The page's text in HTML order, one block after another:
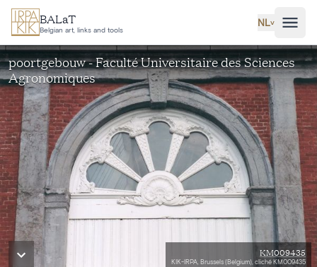
Ga naar hoofdinhoud
BALaT
Belgian art, links and tools
NL˅
poortgebouw - Faculté Universitaire des Sciences
Agronomiques
KM009435
KIK-IRPA, Brussels (Belgium), cliché KM009435